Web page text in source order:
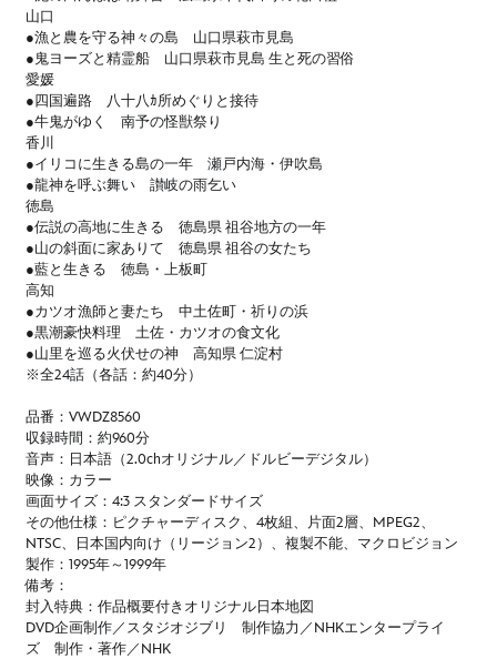
山口
●漁と農を守る神々の島 山口県萩市見島
●鬼ヨーズと精霊船 山口県萩市見島 生と死の習俗
愛媛
●四国遍路 八十八ｶ所めぐりと接待
●牛鬼がゆく 南予の怪獣祭り
香川
●イリコに生きる島の一年 瀬戸内海・伊吹島
●龍神を呼ぶ舞い 讃岐の雨乞い
徳島
●伝説の高地に生きる 徳島県 祖谷地方の一年
●山の斜面に家ありて 徳島県 祖谷の女たち
●藍と生きる 徳島・上板町
高知
●カツオ漁師と妻たち 中土佐町・祈りの浜
●黒潮豪快料理 土佐・カツオの食文化
●山里を巡る火伏せの神 高知県 仁淀村
※全24話（各話：約40分）
品番：VWDZ8560
収録時間：約960分
音声：日本語（2.0chオリジナル／ドルビーデジタル）
映像：カラー
画面サイズ：4:3 スタンダードサイズ
その他仕様：ピクチャーディスク、4枚組、片面2層、MPEG2、
NTSC、日本国内向け（リージョン2）、複製不能、マクロビジョン
製作：1995年～1999年
備考：
封入特典：作品概要付きオリジナル日本地図
DVD企画制作／スタジオジブリ 制作協力／NHKエンタープライ
ズ 制作・著作／NHK